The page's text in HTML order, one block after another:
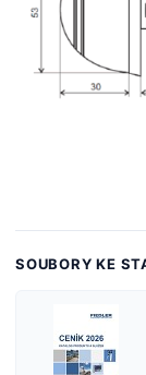
SOUBORY KE